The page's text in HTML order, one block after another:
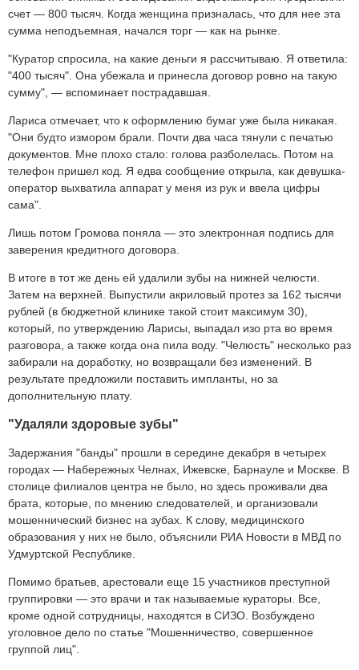
счет — 800 тысяч. Когда женщина призналась, что для нее эта
сумма неподъемная, начался торг — как на рынке.
"Куратор спросила, на какие деньги я рассчитываю. Я ответила:
"400 тысяч". Она убежала и принесла договор ровно на такую
сумму", — вспоминает пострадавшая.
Лариса отмечает, что к оформлению бумаг уже была никакая.
"Они будто измором брали. Почти два часа тянули с печатью
документов. Мне плохо стало: голова разболелась. Потом на
телефон пришел код. Я едва сообщение открыла, как девушка-
оператор выхватила аппарат у меня из рук и ввела цифры
сама".
Лишь потом Громова поняла — это электронная подпись для
заверения кредитного договора.
В итоге в тот же день ей удалили зубы на нижней челюсти.
Затем на верхней. Выпустили акриловый протез за 162 тысячи
рублей (в бюджетной клинике такой стоит максимум 30),
который, по утверждению Ларисы, выпадал изо рта во время
разговора, а также когда она пила воду. "Челюсть" несколько раз
забирали на доработку, но возвращали без изменений. В
результате предложили поставить импланты, но за
дополнительную плату.
"Удаляли здоровые зубы"
Задержания "банды" прошли в середине декабря в четырех
городах — Набережных Челнах, Ижевске, Барнауле и Москве. В
столице филиалов центра не было, но здесь проживали два
брата, которые, по мнению следователей, и организовали
мошеннический бизнес на зубах. К слову, медицинского
образования у них не было, объяснили РИА Новости в МВД по
Удмуртской Республике.
Помимо братьев, арестовали еще 15 участников преступной
группировки — это врачи и так называемые кураторы. Все,
кроме одной сотрудницы, находятся в СИЗО. Возбуждено
уголовное дело по статье "Мошенничество, совершенное
группой лиц".